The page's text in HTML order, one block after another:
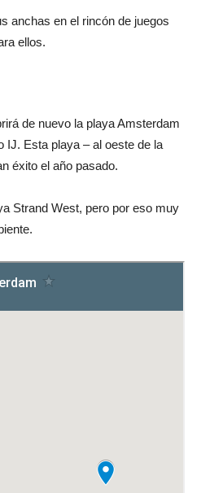
anchas en el rincón de juegos
ellos.
de nuevo la playa Amsterdam
IJ. Esta playa – al oeste de la
éxito el año pasado.
Strand West, pero por eso muy